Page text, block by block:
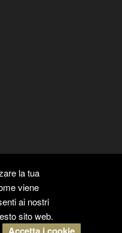
la tua
viene
ai nostri
sito web.